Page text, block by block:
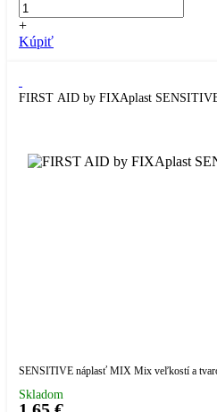
+
Kúpiť
FIRST AID by FIXAplast
SENSITIVE náplasť MIX Mix veľkostí a
Skladom